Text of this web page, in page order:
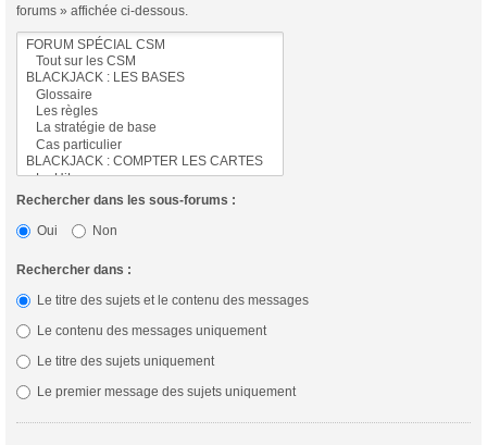
forums » affichée ci-dessous.
Rechercher dans les sous-forums :
Oui
Non
Rechercher dans :
Le titre des sujets et le contenu des messages
Le contenu des messages uniquement
Le titre des sujets uniquement
Le premier message des sujets uniquement